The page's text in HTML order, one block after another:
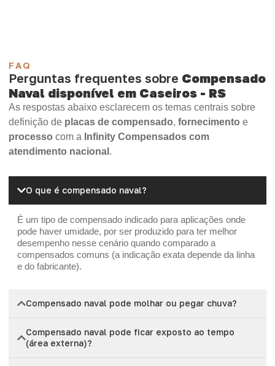
FAQ
Perguntas frequentes sobre Compensado
Naval disponível em Caseiros - RS
As respostas abaixo esclarecem os temas centrais sobre
definição de placas de compensado, fornecimento e
processo com a Infinity Compensados com
atendimento nacional .
O que é compensado naval?
É um tipo de compensado indicado para aplicações onde
pode haver umidade, por ser produzido para ter melhor
desempenho nesse cenário quando comparado a
compensados comuns (a indicação exata depende da linha
e do fabricante).
Compensado naval pode molhar ou pegar chuva?
Compensado naval pode ficar exposto ao tempo
(área externa)?